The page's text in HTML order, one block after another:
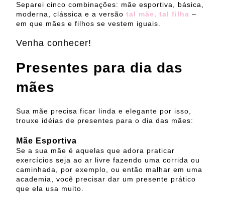
Separei cinco combinações: mãe esportiva, básica,
moderna, clássica e a versão tal mãe, tal filha –
em que mães e filhos se vestem iguais.
Venha conhecer!
Presentes para dia das
mães
Sua mãe precisa ficar linda e elegante por isso,
trouxe idéias de presentes para o dia das mães:
Mãe Esportiva
Se a sua mãe é aquelas que adora praticar
exercícios seja ao ar livre fazendo uma corrida ou
caminhada, por exemplo, ou então malhar em uma
academia, você precisar dar um presente prático
que ela usa muito.